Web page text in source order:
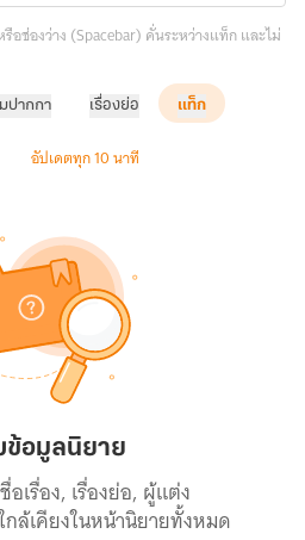
ช่องว่าง (Spacebar) คั่นระหว่างแท็ก และไม่
ปากกา เรื่องย่อ แท็ก
อัปเดตทุก 10 นาที
ข้อมูลนิยาย
เรื่อง, เรื่องย่อ, ผู้แต่ง
ล้เคียงในหน้านิยายทั้งหมด